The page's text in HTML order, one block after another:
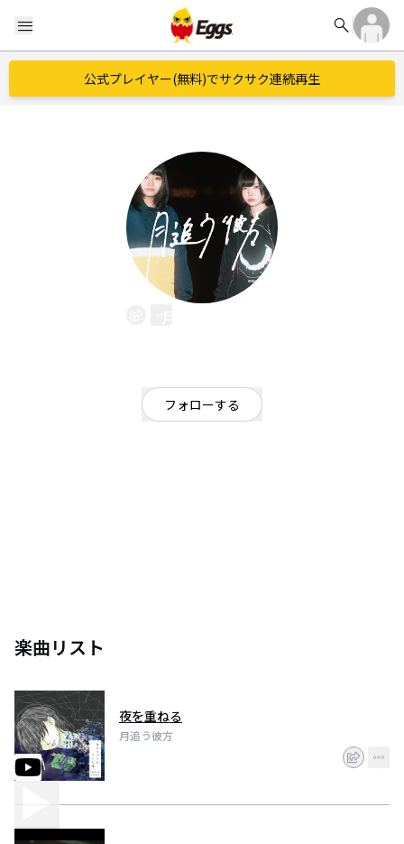
menu search
公式プレイヤー(無料)でサクサク連続再生
フォローする
楽曲リスト
夜を重ねる
月追う彼方